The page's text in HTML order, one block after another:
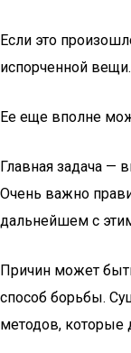
Если это
испорченной вещи.
Ее еще вполне
Главная задача —
Очень важно
дальнейшем с
Причин может
способ борьбы.
методов, которые